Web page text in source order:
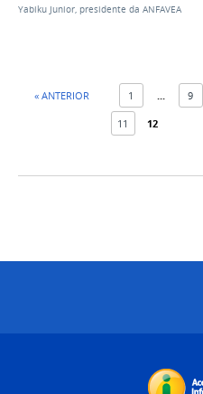
Yabiku Junior, presidente da ANFAVEA
« ANTERIOR 1 ... 9
11 12